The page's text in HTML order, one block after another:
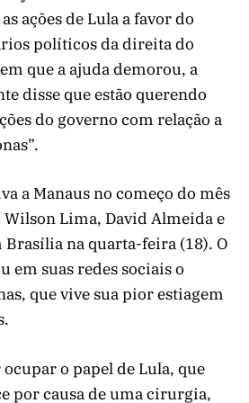
ações de Lula a favor do
políticos da direita do
que a ajuda demorou, a
disse que estão querendo
do governo com relação a
a Manaus no começo do mês
Lima, David Almeida e
Brasília na quarta-feira (18). O
em suas redes sociais o
que vive sua pior estiagem
o papel de Lula, que
por causa de uma cirurgia,